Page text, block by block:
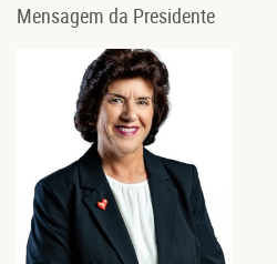
Mensagem da Presidente